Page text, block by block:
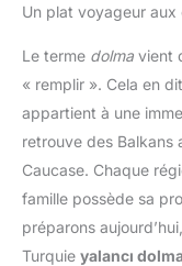
Un plat voyageur aux
Le terme dolma vient
« remplir ». Cela en
appartient à une
retrouve des Balkans
Caucase. Chaque
famille possède sa
préparons
Turquie yalancı